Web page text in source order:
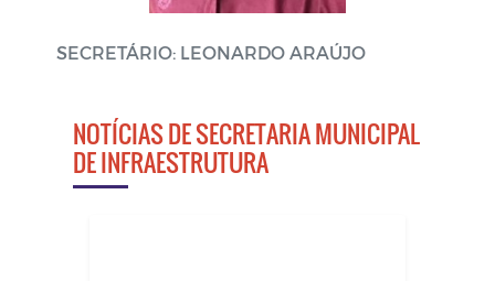
SECRETÁRIO: LEONARDO ARAÚJO
NOTÍCIAS DE SECRETARIA MUNICIPAL
DE INFRAESTRUTURA